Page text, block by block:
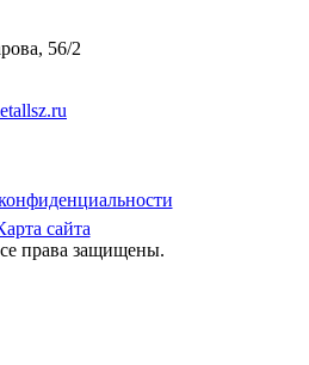
56/2
сайта
права защищены.